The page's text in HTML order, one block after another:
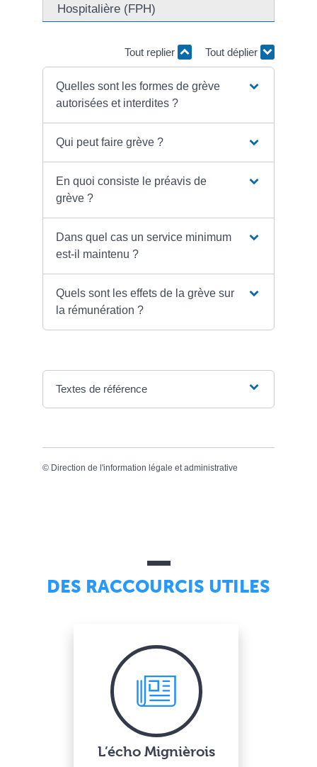
Hospitalière (FPH)
Tout replier Tout déplier
Quelles sont les formes de grève
autorisées et interdites ?
Qui peut faire grève ?
En quoi consiste le préavis de
grève ?
Dans quel cas un service minimum
est-il maintenu ?
Quels sont les effets de la grève sur
la rémunération ?
Textes de référence
© Direction de l'information légale et administrative
DES RACCOURCIS UTILES
L’écho Mignièrois